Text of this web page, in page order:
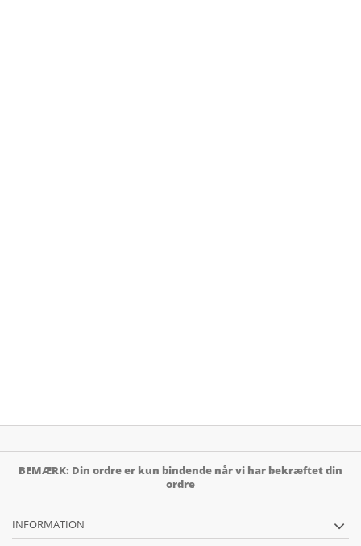
BEMÆRK: Din ordre er kun bindende når vi har bekræftet din
ordre
INFORMATION